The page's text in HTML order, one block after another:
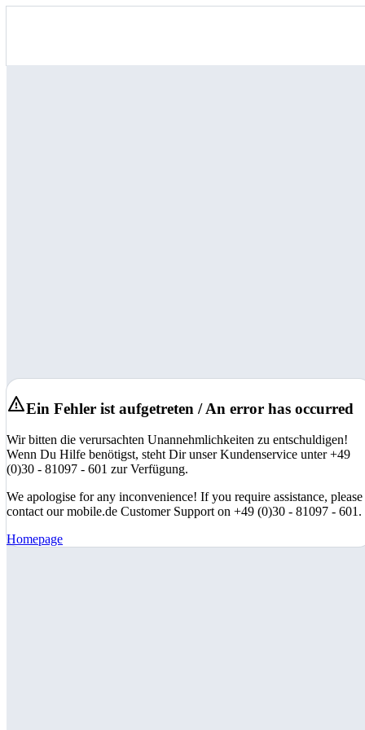
Ein Fehler ist aufgetreten / An error has occurred
Wir bitten die verursachten Unannehmlichkeiten zu entschuldigen!
Wenn Du Hilfe benötigst, steht Dir unser Kundenservice unter +49
(0)30 - 81097 - 601 zur Verfügung.
We apologise for any inconvenience! If you require assistance, please
contact our mobile.de Customer Support on +49 (0)30 - 81097 - 601.
Homepage